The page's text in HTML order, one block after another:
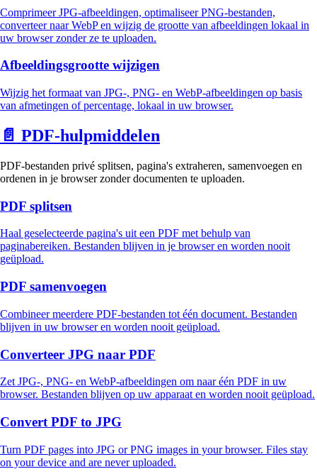
Comprimeer JPG-afbeeldingen, optimaliseer PNG-bestanden,
converteer naar WebP en wijzig de grootte van afbeeldingen lokaal in
uw browser zonder ze te uploaden.
Afbeeldingsgrootte wijzigen
Wijzig het formaat van JPG-, PNG- en WebP-afbeeldingen op basis
van afmetingen of percentage, lokaal in uw browser.
📄 PDF-hulpmiddelen
PDF-bestanden privé splitsen, pagina's extraheren, samenvoegen en
ordenen in je browser zonder documenten te uploaden.
PDF splitsen
Haal geselecteerde pagina's uit een PDF met behulp van
paginabereiken. Bestanden blijven in je browser en worden nooit
geüpload.
PDF samenvoegen
Combineer meerdere PDF-bestanden tot één document. Bestanden
blijven in uw browser en worden nooit geüpload.
Converteer JPG naar PDF
Zet JPG-, PNG- en WebP-afbeeldingen om naar één PDF in uw
browser. Bestanden blijven op uw apparaat en worden nooit geüpload.
Convert PDF to JPG
Turn PDF pages into JPG or PNG images in your browser. Files stay
on your device and are never uploaded.